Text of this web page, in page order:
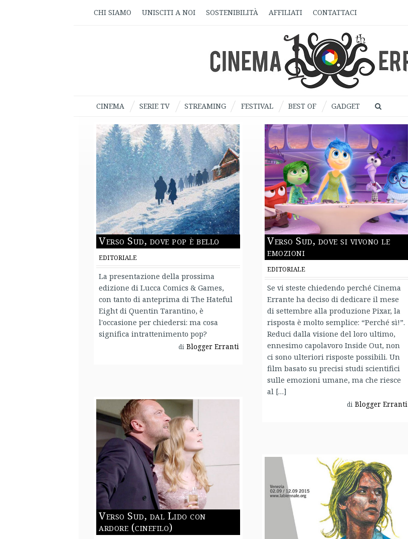
CHI SIAMO UNISCITI A NOI SOSTENIBILITÀ AFFILIATI CONTATTACI
CINEMA SERIE TV STREAMING FESTIVAL BEST OF GADGET
Verso Sud, dove pop è bello
EDITORIALE
La presentazione della prossima
edizione di Lucca Comics & Games,
con tanto di anteprima di The Hateful
Eight di Quentin Tarantino, è
l'occasione per chiedersi: ma cosa
significa intrattenimento pop?
di Blogger Erranti
Verso Sud, dove si vivono le
emozioni
EDITORIALE
Se vi steste chiedendo perché Cinema
Errante ha deciso di dedicare il mese
di settembre alla produzione Pixar, la
risposta è molto semplice: “Perché sì!”.
Reduci dalla visione del loro ultimo,
ennesimo capolavoro Inside Out, non
ci sono ulteriori risposte possibili. Un
film basato su precisi studi scientifici
sulle emozioni umane, ma che riesce
al […]
di Blogger Erranti
Verso Sud, dal Lido con
ardore (cinefilo)